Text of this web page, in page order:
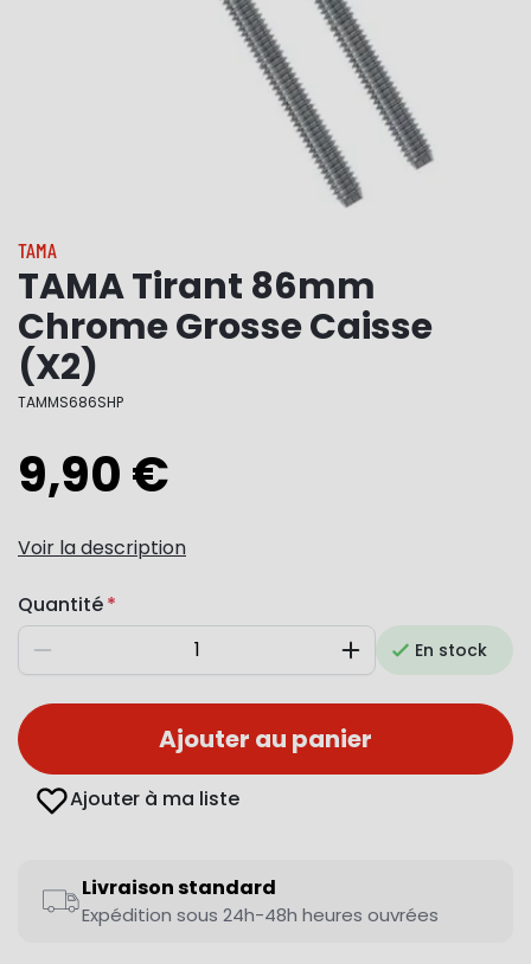
TAMA
TAMA Tirant 86mm
Chrome Grosse Caisse
(X2)
TAMMS686SHP
9,90 €
Voir la description
Quantité
Diminuer AugmenterEn stock
Ajouter au panier
Ajouter à ma liste
Livraison standard
Expédition sous 24h-48h heures ouvrées